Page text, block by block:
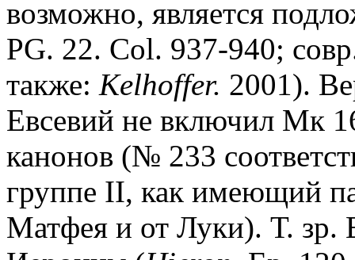
возможно, является
PG. 22. Col. 937-940;
также: Kelhoffer. 2001).
Евсевий не включил Мк
канонов (№ 233
группе II, как имеющий
Матфея и от Луки). Т. зр.